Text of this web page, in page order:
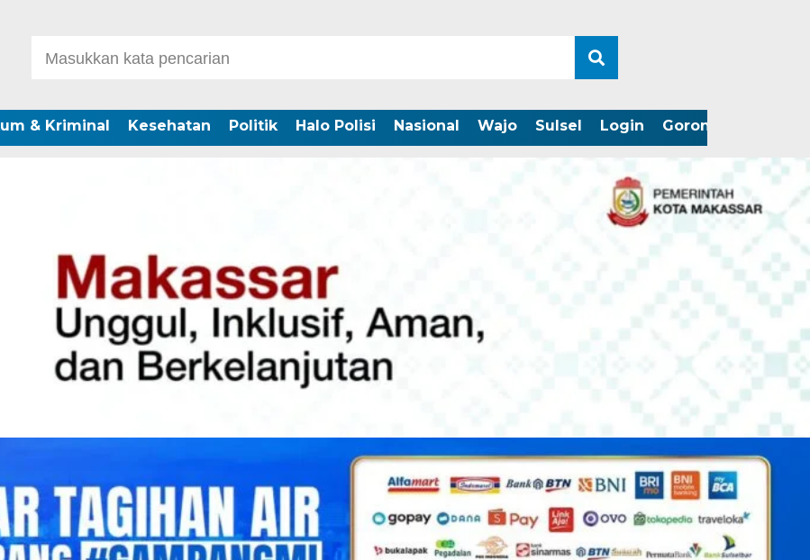
& Kriminal Kesehatan Politik Halo Polisi Nasional Wajo Sulsel Login Gorontalo